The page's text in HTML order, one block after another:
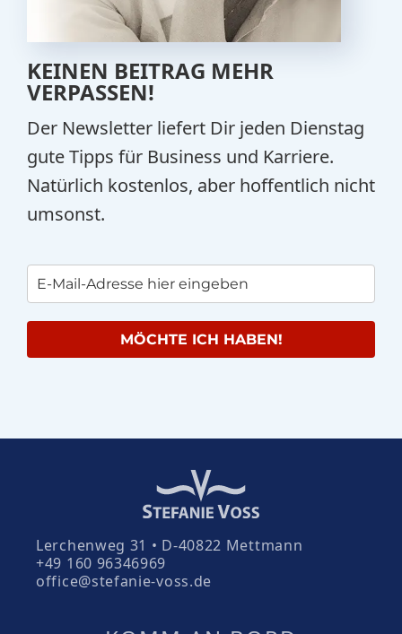
KEINEN BEITRAG MEHR
VERPASSEN!
Der Newsletter liefert Dir jeden Dienstag
gute Tipps für Business und Karriere.
Natürlich kostenlos, aber hoffentlich nicht
umsonst.
MÖCHTE ICH HABEN!
Lerchenweg 31 • D-40822 Mettmann
+49 160 96346969
office@stefanie-voss.de